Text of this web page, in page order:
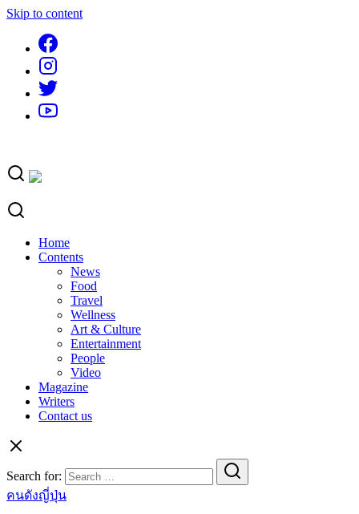
Skip to content
Home
Contents
News
Food
Travel
Wellness
Art & Culture
Entertainment
People
Video
Magazine
Writers
Contact us
Search for:
คนดังญี่ปุ่น